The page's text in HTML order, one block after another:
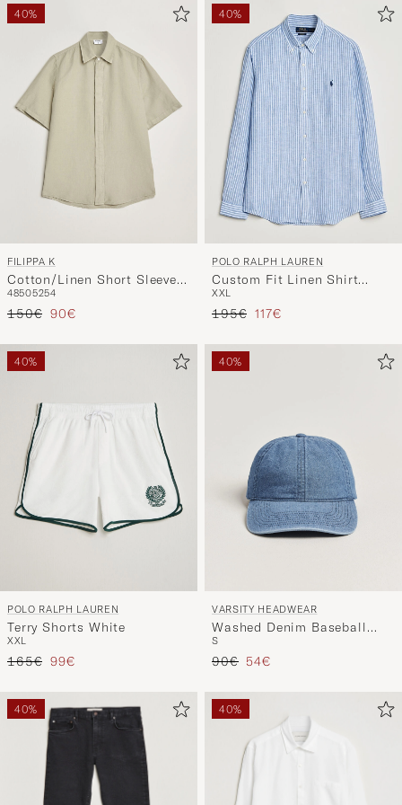
40%
FILIPPA K
Cotton/Linen Short Sleeve
Shirt Light Green
48505254
Regulärer Preis
150€ Reduzierter Preis
90€
40%
POLO RALPH LAUREN
Custom Fit Linen Shirt
Blue/White
XXL
Regulärer Preis
195€ Reduzierter Preis
117€
40%
POLO RALPH LAUREN
Terry Shorts White
XXL
Regulärer Preis
165€ Reduzierter Preis
99€
40%
VARSITY HEADWEAR
Washed Denim Baseball
Cap Indigo
S
Regulärer Preis
90€ Reduzierter Preis
54€
40% 40%